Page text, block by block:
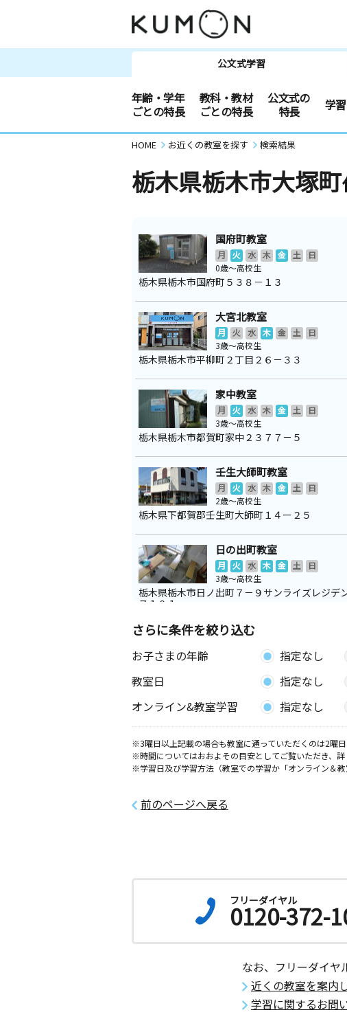
公文式学習
年齢・学年
ごとの特長
教科・教材
ごとの特長
公文式の
特長
学
HOME お近くの教室を探す 検索結果
栃木県栃木市大塚町
国府町教室
月 火 水 木 金 土
日
0歳～高校生
栃木県栃木市国府町５３８－１３
大宮北教室
月 火 水 木 金 土
日
3歳～高校生
栃木県栃木市平柳町２丁目２６－３３
家中教室
月 火 水 木 金 土
日
3歳～高校生
栃木県栃木市都賀町家中２３７７－５
壬生大師町教室
月 火 水 木 金 土
日
2歳～高校生
栃木県下都賀郡壬生町大師町１４ー２５
日の出町教室
月 火 水 木 金 土
日
3歳～高校生
栃木県栃木市日ノ出町７－９サンライズレジデ
ス１０１
公園通り教室
木 金 土 日
栃木県栃木市箱森町５３－４０
小平町教室
3歳～高校生
栃木県栃木市小平町４－１４
さらに条件を絞り込む
お子さまの年齢 指定なし
教室日
指定なし
オンライン&教室学習
指定なし
※3曜日以上記載の場合も教室に通っていただくのは2曜日
※時間についてはおおよその目安としてご覧いただき、
※学習日及び学習方法（教室での学習か「オンライン＆
前のページへ戻る
フリーダイヤル
0120-372-
なお、フリーダイヤ
近くの教室を案内
学習に関するお問